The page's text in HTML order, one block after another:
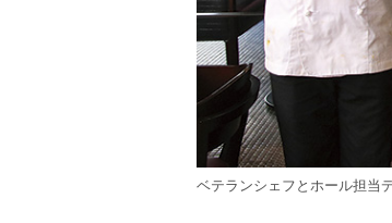
ベテランシェフとホール担当